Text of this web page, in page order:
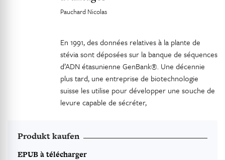
Pauchard Nicolas
En 1991, des données relatives à la plante de
stévia sont déposées sur la banque de séquences
d’ADN étasunienne GenBank®. Une décennie
plus tard, une entreprise de biotechnologie
suisse les utilise pour développer une souche de
levure capable de sécréter,
Produkt kaufen
EPUB à télécharger